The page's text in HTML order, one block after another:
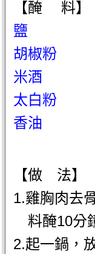
【醃 料】
鹽
胡椒粉
米酒
太白粉
香油
【做 法】
1.雞胸肉去
料醃10分
2.起一鍋，